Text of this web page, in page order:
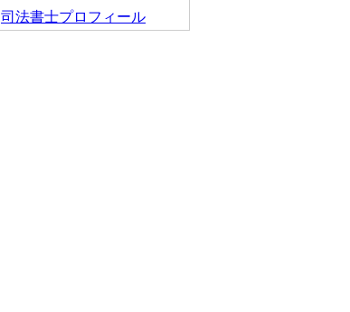
司法書士プロフィール